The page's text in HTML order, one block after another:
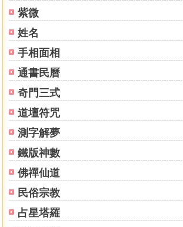
紫微
姓名
手相面相
通書民曆
奇門三式
道壇符咒
測字解夢
鐵版神數
佛禪仙道
民俗宗教
占星塔羅